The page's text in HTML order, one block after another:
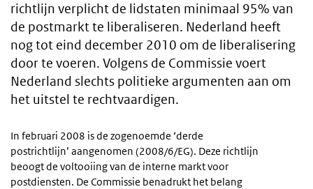
richtlijn verplicht de lidstaten minimaal 95% van
de postmarkt te liberaliseren. Nederland heeft
nog tot eind december 2010 om de liberalisering
door te voeren. Volgens de Commissie voert
Nederland slechts politieke argumenten aan om
het uitstel te rechtvaardigen.
In februari 2008 is de zogenoemde ‘derde
postrichtlijn’ aangenomen (2008/6/EG). Deze richtlijn
beoogt de voltooiing van de interne markt voor
postdiensten. De Commissie benadrukt het belang